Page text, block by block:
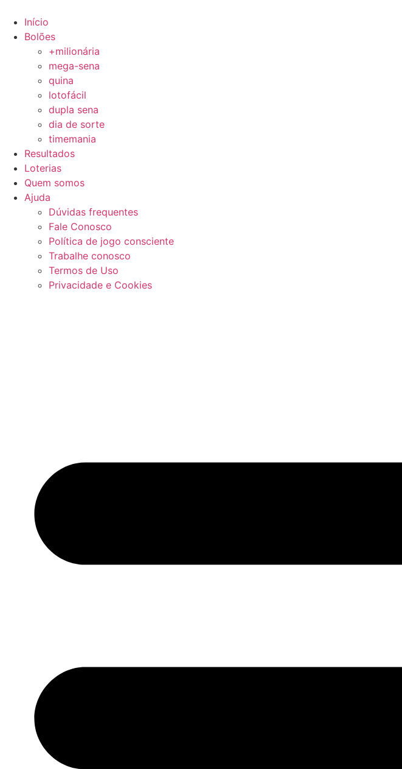
para
conteúdo
Início
Bolões
+milionária
mega-sena
quina
lotofácil
dupla sena
dia de sorte
timemania
Resultados
Loterias
Quem somos
Ajuda
Dúvidas frequentes
Fale Conosco
Política de jogo consciente
Trabalhe conosco
Termos de Uso
Privacidade e Cookies